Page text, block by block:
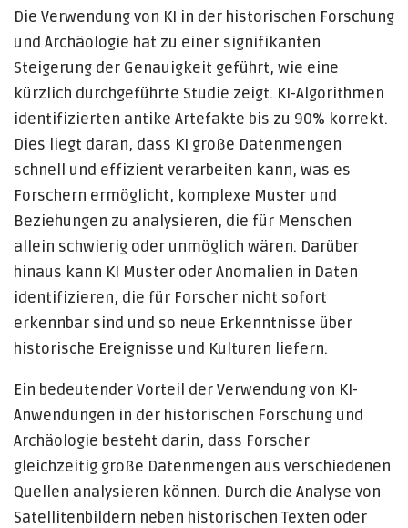
Die Verwendung von KI in der historischen Forschung
und Archäologie hat zu einer signifikanten
Steigerung der Genauigkeit geführt, wie eine
kürzlich durchgeführte Studie zeigt. KI-Algorithmen
identifizierten antike Artefakte bis zu 90% korrekt.
Dies liegt daran, dass KI große Datenmengen
schnell und effizient verarbeiten kann, was es
Forschern ermöglicht, komplexe Muster und
Beziehungen zu analysieren, die für Menschen
allein schwierig oder unmöglich wären. Darüber
hinaus kann KI Muster oder Anomalien in Daten
identifizieren, die für Forscher nicht sofort
erkennbar sind und so neue Erkenntnisse über
historische Ereignisse und Kulturen liefern.
Ein bedeutender Vorteil der Verwendung von KI-
Anwendungen in der historischen Forschung und
Archäologie besteht darin, dass Forscher
gleichzeitig große Datenmengen aus verschiedenen
Quellen analysieren können. Durch die Analyse von
Satellitenbildern neben historischen Texten oder